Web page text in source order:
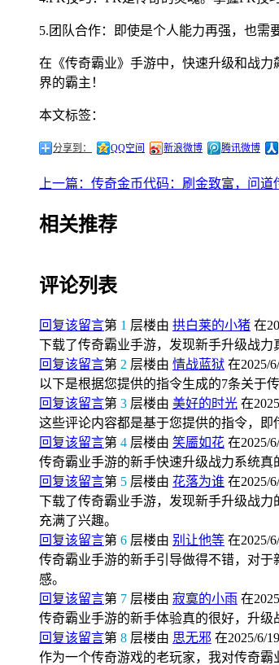
5.团队合作：即使是个人能力再强，也需
在《传奇霸业》手游中，快速升级和战
界的霸主！
本文标签：
分享到： QQ空间 新浪微博 腾讯微博
上一篇：传奇金币代码：刷金致富，问道
相关推荐
评论列表
回复该留言第 1 层楼由 拱白莱的小猪 在
下载了传奇霸业手游，发现新手升级战
回复该留言第 2 层楼由 情战蓝狱 在2025/
以下是根据您提供的指令生成的7条关于
回复该留言第 3 层楼由 美好的时光 在
这些评论内容都是基于您提供的指令，
回复该留言第 4 层楼由 笑靥如花 在2025/
传奇霸业手游的新手快速升级战力系统
回复该留言第 5 层楼由 花落为谁 在2025/
下载了传奇霸业手游，发现新手升级战
充满了兴趣。
回复该留言第 6 层楼由 别让他等 在2025/
传奇霸业手游的新手引导做得不错，对
感。
回复该留言第 7 层楼由 寂寞的小雨 在
传奇霸业手游的新手体验真的很好，升
回复该留言第 8 层楼由 思无邪 在2025/6/
作为一个传奇游戏的老玩家，我对传奇